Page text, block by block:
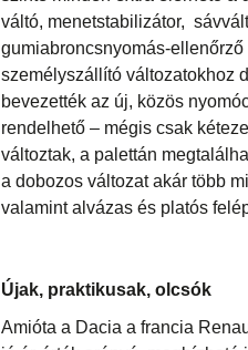
váltó, menetstabilizátor,
gumiabroncsnyomás-ellenőrző
személyszállító változatokhoz
bevezették az új, közös
rendelhető – mégis csak
változtak, a palettán
a dobozos változat akár több
valamint alvázas és platós
Újak, praktikusak, olcsók
Amióta a Dacia a francia